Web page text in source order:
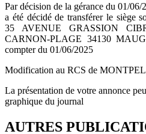
Par décision de la gérance du 01/06/
a été décidé de transférer le siège
35 AVENUE GRASSION
CARNON-PLAGE 34130
compter du 01/06/2025
Modification au RCS de
La présentation de votre annonce
graphique du journal
AUTRES